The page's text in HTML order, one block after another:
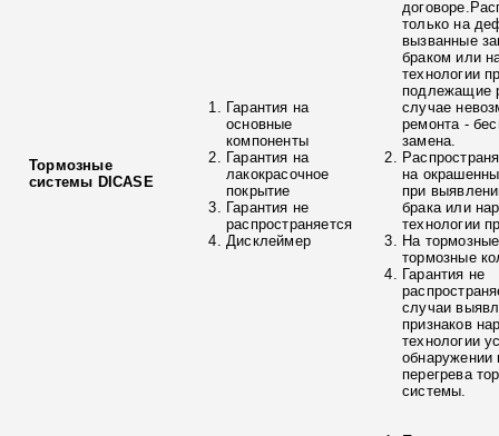
Тормозные
системы DICASE
Гарантия на
основные
компоненты
Гарантия на
лакокрасочное
покрытие
Гарантия не
распространяется
Дисклеймер
только на
вызванные
браком или
технологии
подлежащие
случае
ремонта -
замена.
на
при
брака или
технологии
На
тормозные
Гарантия не
случаи
признаков
технологии
обнаружении
перегрева
системы.